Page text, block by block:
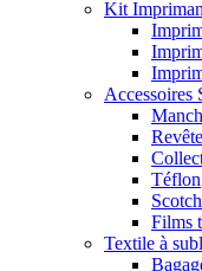
Kit
Accessoires
Téflon
Films
Textile à